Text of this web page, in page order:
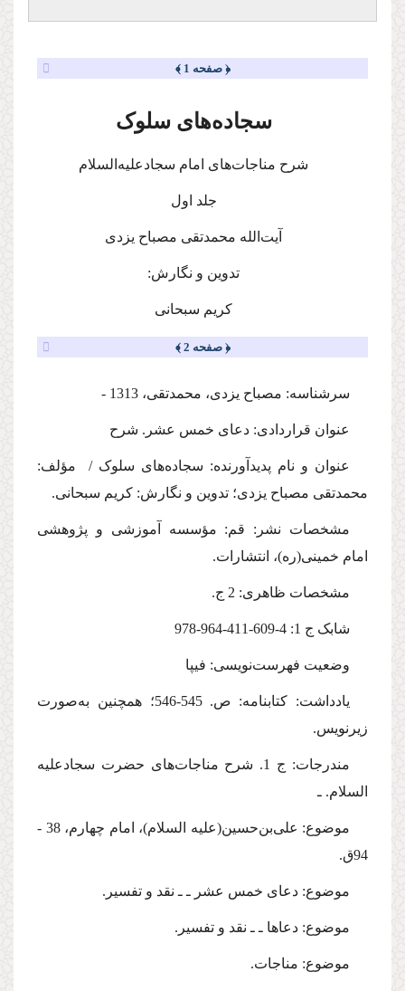
﴿ صفحه 1 ﴾
سجاده‌های سلوک
شرح مناجات‌های امام سجادعلیه‌السلام
جلد اول
آیت‌الله محمدتقی مصباح یزدی
تدوین و نگارش:
کریم سبحانی
﴿ صفحه 2 ﴾
سرشناسه: مصباح یزدی، محمدتقی، 1313 -
عنوان قراردادی: دعای خمس عشر. شرح
عنوان و نام پدیدآورنده: سجاده‌های سلوک / مؤلف:
محمدتقی مصباح یزدی؛ تدوین و نگارش: کریم سبحانی.
مشخصات نشر: قم: مؤسسه آموزشی و پژوهشی
امام خمینی(ره)، انتشارات.
مشخصات ظاهری: 2 ج.
شابک ج 1: 4-609-411-964-978
وضعیت فهرست‌نویسی: فیپا
یادداشت: کتابنامه: ص. 545-546؛ همچنین به‌صورت
زیرنویس.
مندرجات: ج 1. شرح مناجات‌های حضرت سجاد
علیه
السلام. ـ
موضوع: علی‌بن‌حسین(علیه السلام
)، امام چهارم، 38 -
94ق.
موضوع: دعای خمس عشر ـ ـ نقد و تفسیر.
موضوع: دعاها ـ ـ نقد و تفسیر.
موضوع: مناجات.